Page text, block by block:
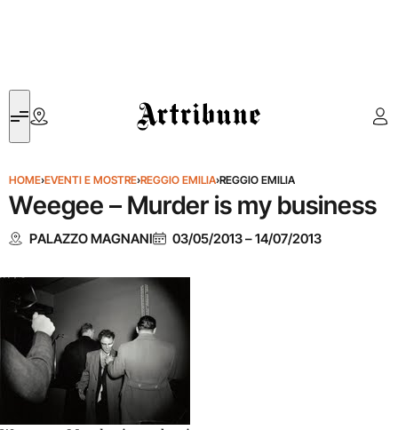
Artribune
HOME›EVENTI E MOSTRE›REGGIO EMILIA›REGGIO EMILIA
Weegee – Murder is my business
PALAZZO MAGNANI 03/05/2013–14/07/2013